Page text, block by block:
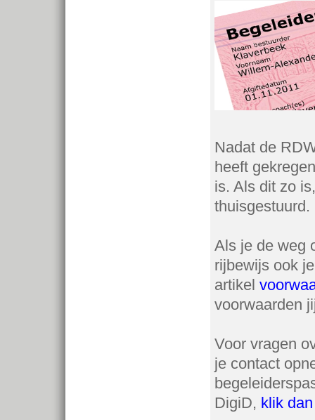
Nadat de
heeft
is. Als dit zo
thuisgestuurd.
Als je de weg
rijbewijs ook
artikel
voorwaarden
Voor vragen
je contact
DigiD, klik